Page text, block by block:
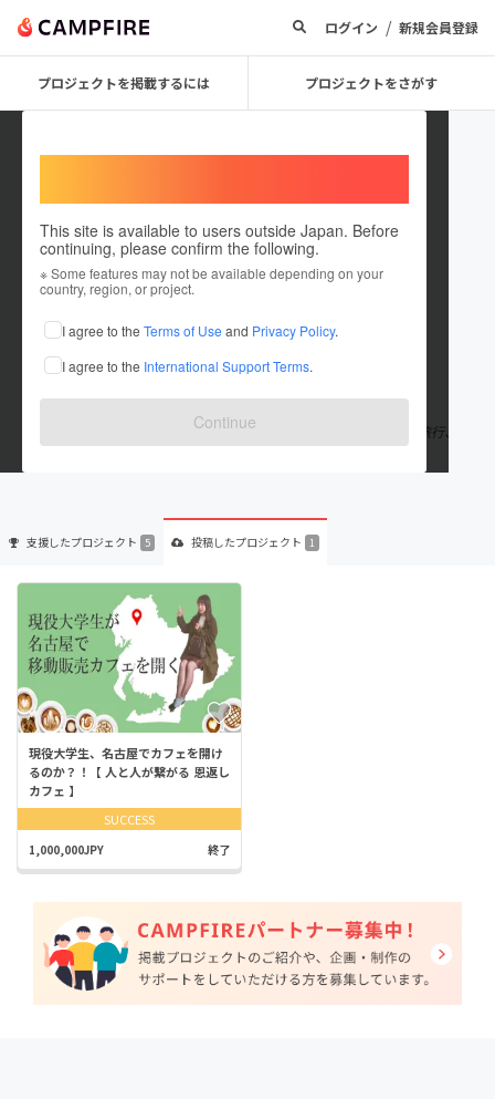
ログイン / 新規会員登録
プロジェクトを掲載するには プロジェクトをさがす
This site is available to users outside Japan. Before
continuing, please confirm the following.
※ Some features may not be available depending on your
country, region, or project.
I agree to the Terms of Use and Privacy Policy.
I agree to the International Support Terms.
Continue
nishio yuri
これまでに5回支援して1件のプロジェクトを投稿しています
在住国：日本 現在地：愛知県
出身国：日本 出身地：愛知県
名古屋出身 愛知大学３年経営学部 趣味はカフェ巡り、写真、旅行、
服、アクティブなことと人と違ったことをするのが好き。
支援したプロジェクト 5 投稿したプロジェクト 1
現役大学生、名古屋でカフェを開け
るのか？！【 人と人が繋がる 恩返し
カフェ 】
SUCCESS
1,000,000JPY 終了